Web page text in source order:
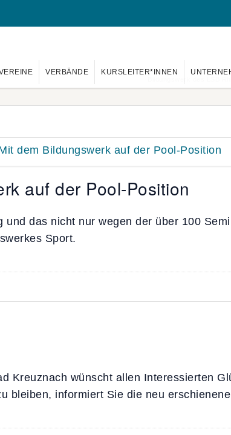
VERBÄNDE KURSLEITER*INNEN
auf der Pool-Position
und das nicht nur wegen der über 100
Sport.
Kreuznach wünscht allen Interessierten
bleiben, informiert Sie die neu